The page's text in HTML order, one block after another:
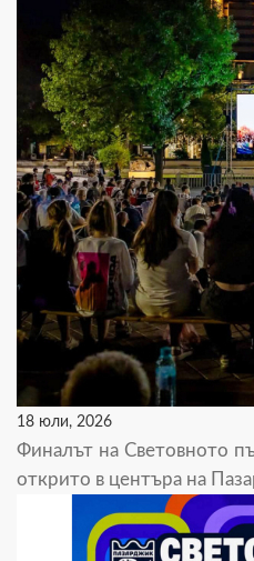
18 юли, 2026
Финалът на Световното
открито в центъра на